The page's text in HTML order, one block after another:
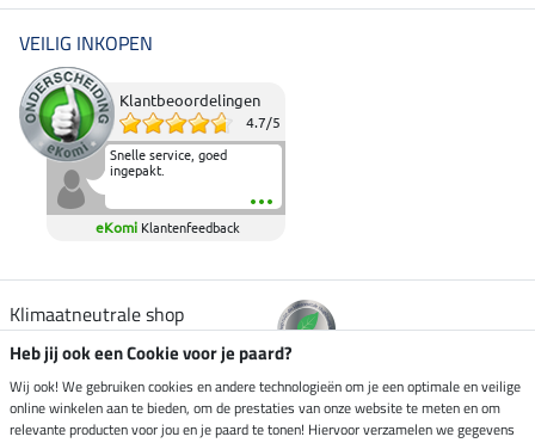
VEILIG INKOPEN
Klantbeoordelingen
4.7/5
Snelle service, goed
ingepakt.
eKomi Klantenfeedback
Klimaatneutrale shop
Verzending per
Heb jij ook een Cookie voor je paard?
Wij ook! We gebruiken cookies en andere technologieën om je een optimale en veilige
online winkelen aan te bieden, om de prestaties van onze website te meten en om
relevante producten voor jou en je paard te tonen! Hiervoor verzamelen we gegevens